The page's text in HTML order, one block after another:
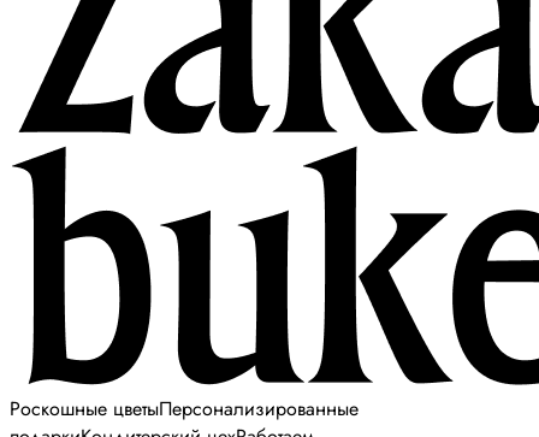
Роскошные цветыПерсонализированные